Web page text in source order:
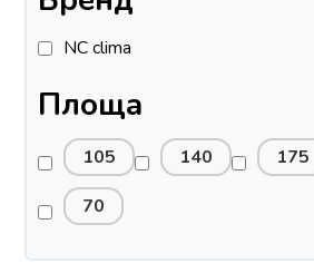
NC clima
Площа
105 140 175
70